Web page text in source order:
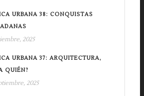
URBANA 38: CONQUISTAS
2025
URBANA 37: ARQUITECTURA,
QUIÉN?
2025